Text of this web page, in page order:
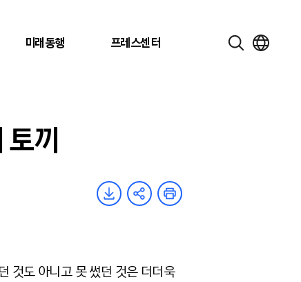
미래동행 프레스센터
끼
것도 아니고 못 썼던 것은 더더욱